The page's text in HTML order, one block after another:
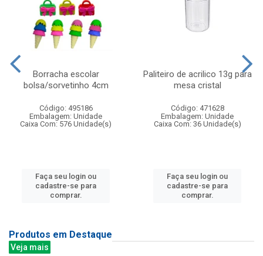
Borracha escolar
bolsa/sorvetinho 4cm
Código: 495186
Embalagem: Unidade
Caixa Com: 576 Unidade(s)
Faça seu login ou
cadastre-se para
comprar.
Paliteiro de acrilico 13g para
mesa cristal
Código: 471628
Embalagem: Unidade
Caixa Com: 36 Unidade(s)
Faça seu login ou
cadastre-se para
comprar.
Produtos em Destaque
Veja mais